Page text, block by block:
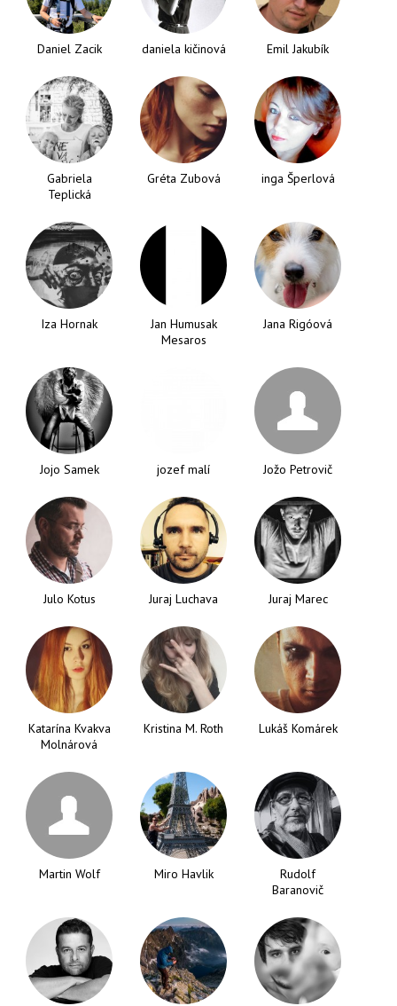
Daniel Zacik daniela kičinová Emil Jakubík
Gabriela
Teplická
Gréta Zubová inga Šperlová
Iza Hornak
Jan Humusak
Mesaros
Jana Rigóová
Jojo Samek jozef malí Jožo Petrovič
Julo Kotus Juraj Luchava Juraj Marec
Katarína Kvakva
Molnárová
Kristina M. Roth Lukáš Komárek
Martin Wolf Miro Havlik
Rudolf
Baranovič